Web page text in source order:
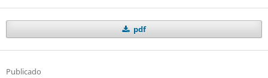
pdf
Publicado